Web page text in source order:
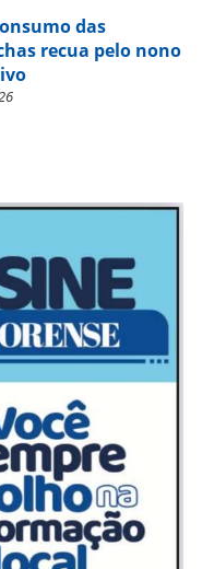
das
recua pelo nono